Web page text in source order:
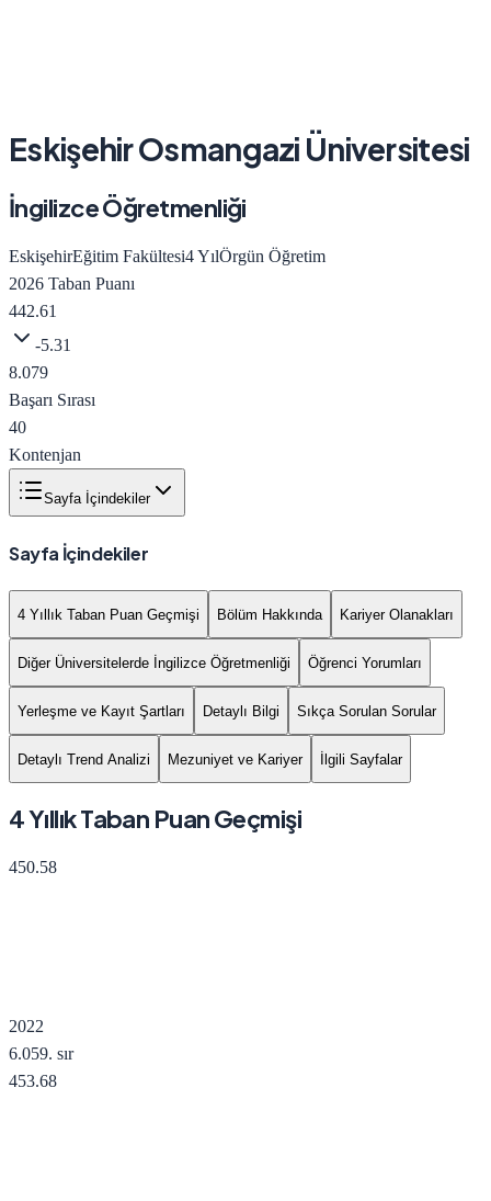
Eskişehir Osmangazi Üniversitesi
İngilizce Öğretmenliği
EskişehirEğitim Fakültesi4YılÖrgün Öğretim
2026 Taban Puanı
442.61
-5.31
8.079
Başarı Sırası
40
Kontenjan
Sayfa İçindekiler
Sayfa İçindekiler
4 Yıllık Taban Puan Geçmişi Bölüm Hakkında Kariyer Olanakları
Diğer Üniversitelerde İngilizce Öğretmenliği Öğrenci Yorumları
Yerleşme ve Kayıt Şartları Detaylı Bilgi Sıkça Sorulan Sorular
Detaylı Trend Analizi Mezuniyet ve Kariyer İlgili Sayfalar
4 Yıllık Taban Puan Geçmişi
450.58
2022
6.059. sır
453.68